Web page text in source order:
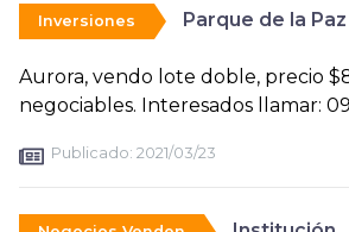
Inversiones Parque de la Paz
Aurora, vendo lote doble, precio
negociables. Interesados llamar:
Publicado: 2021/03/23